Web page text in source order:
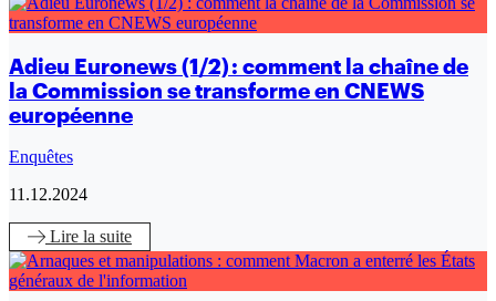
Adieu Euronews (1/2) : comment la chaîne de
la Commission se transforme en CNEWS
européenne
Enquêtes
11.12.2024
Lire la suite